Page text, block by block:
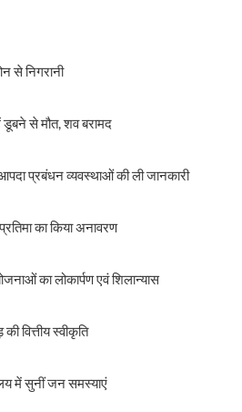
से निगरानी
डूबने से मौत, शव बरामद
प्रबंधन व्यवस्थाओं की ली जानकारी
का किया अनावरण
का लोकार्पण एवं शिलान्यास
वित्तीय स्वीकृति
में सुनीं जन समस्याएं